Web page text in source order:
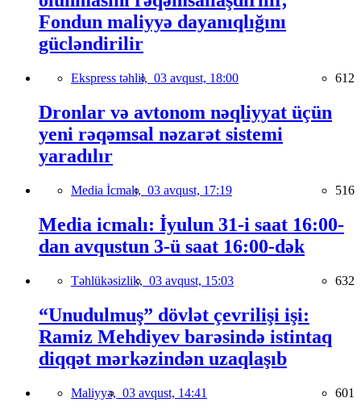
Fondun maliyyə dayanıqlığını
gücləndirilir
Ekspress təhlil, 03 avqust, 18:00 612
Dronlar və avtonom nəqliyyat üçün
yeni rəqəmsal nəzarət sistemi
yaradılır
Media İcmalı, 03 avqust, 17:19 516
Media icmalı: İyulun 31-i saat 16:00-
dan avqustun 3-ü saat 16:00-dək
Təhlükəsizlik, 03 avqust, 15:03 632
“Unudulmuş” dövlət çevrilişi işi:
Ramiz Mehdiyev barəsində istintaq
diqqət mərkəzindən uzaqlaşıb
Maliyyə, 03 avqust, 14:41 601